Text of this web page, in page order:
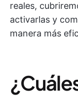
reales,
activarlas y
manera más